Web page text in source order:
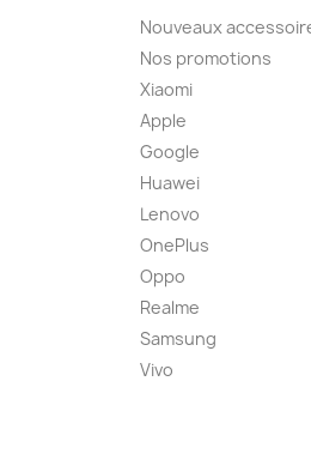
Nouveaux
Nos promotions
Xiaomi
Apple
Google
Huawei
Lenovo
OnePlus
Oppo
Realme
Samsung
Vivo